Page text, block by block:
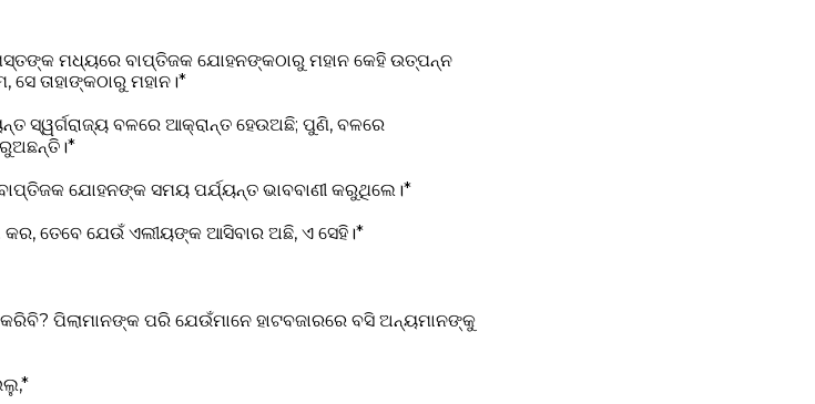
ମଧ୍ୟରେ ବାପ୍ତିଜକ ଯୋହନଙ୍କଠାରୁ ମହାନ କେହି ଉତ୍ପନ୍ନ
ତାହାଙ୍କଠାରୁ ମହାନ।*
ସ୍ୱର୍ଗରାଜ୍ୟ ବଳରେ ଆକ୍ରାନ୍ତ ହେଉଅଛି; ପୁଣି, ବଳରେ
ଯୋହନଙ୍କ ସମୟ ପର୍ଯ୍ୟନ୍ତ ଭାବବାଣୀ କରୁଥିଲେ।*
ତେବେ ଯେଉଁ ଏଲୀୟଙ୍କ ଆସିବାର ଅଛି, ଏ ସେହି।*
କରିବି? ପିଲାମାନଙ୍କ ପରି ଯେଉଁମାନେ ହାଟବଜାରରେ ବସି ଅନ୍ୟମାନଙ୍କୁ